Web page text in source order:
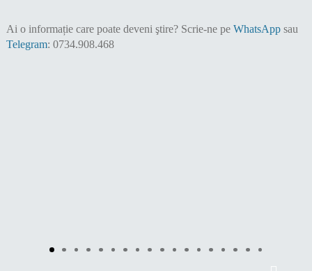
Ai o informație care poate deveni ştire? Scrie-ne pe WhatsAppsau
Telegram: 0734.908.468